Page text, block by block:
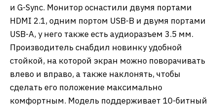
и G-Sync. Монитор оснастили двумя портами
HDMI 2.1, одним портом USB-B и двумя портами
USB-A, у него также есть аудиоразъем 3.5 мм.
Производитель снабдил новинку удобной
стойкой, на которой экран можно поворачивать
влево и вправо, а также наклонять, чтобы
сделать его положение максимально
комфортным. Модель поддерживает 10-битный